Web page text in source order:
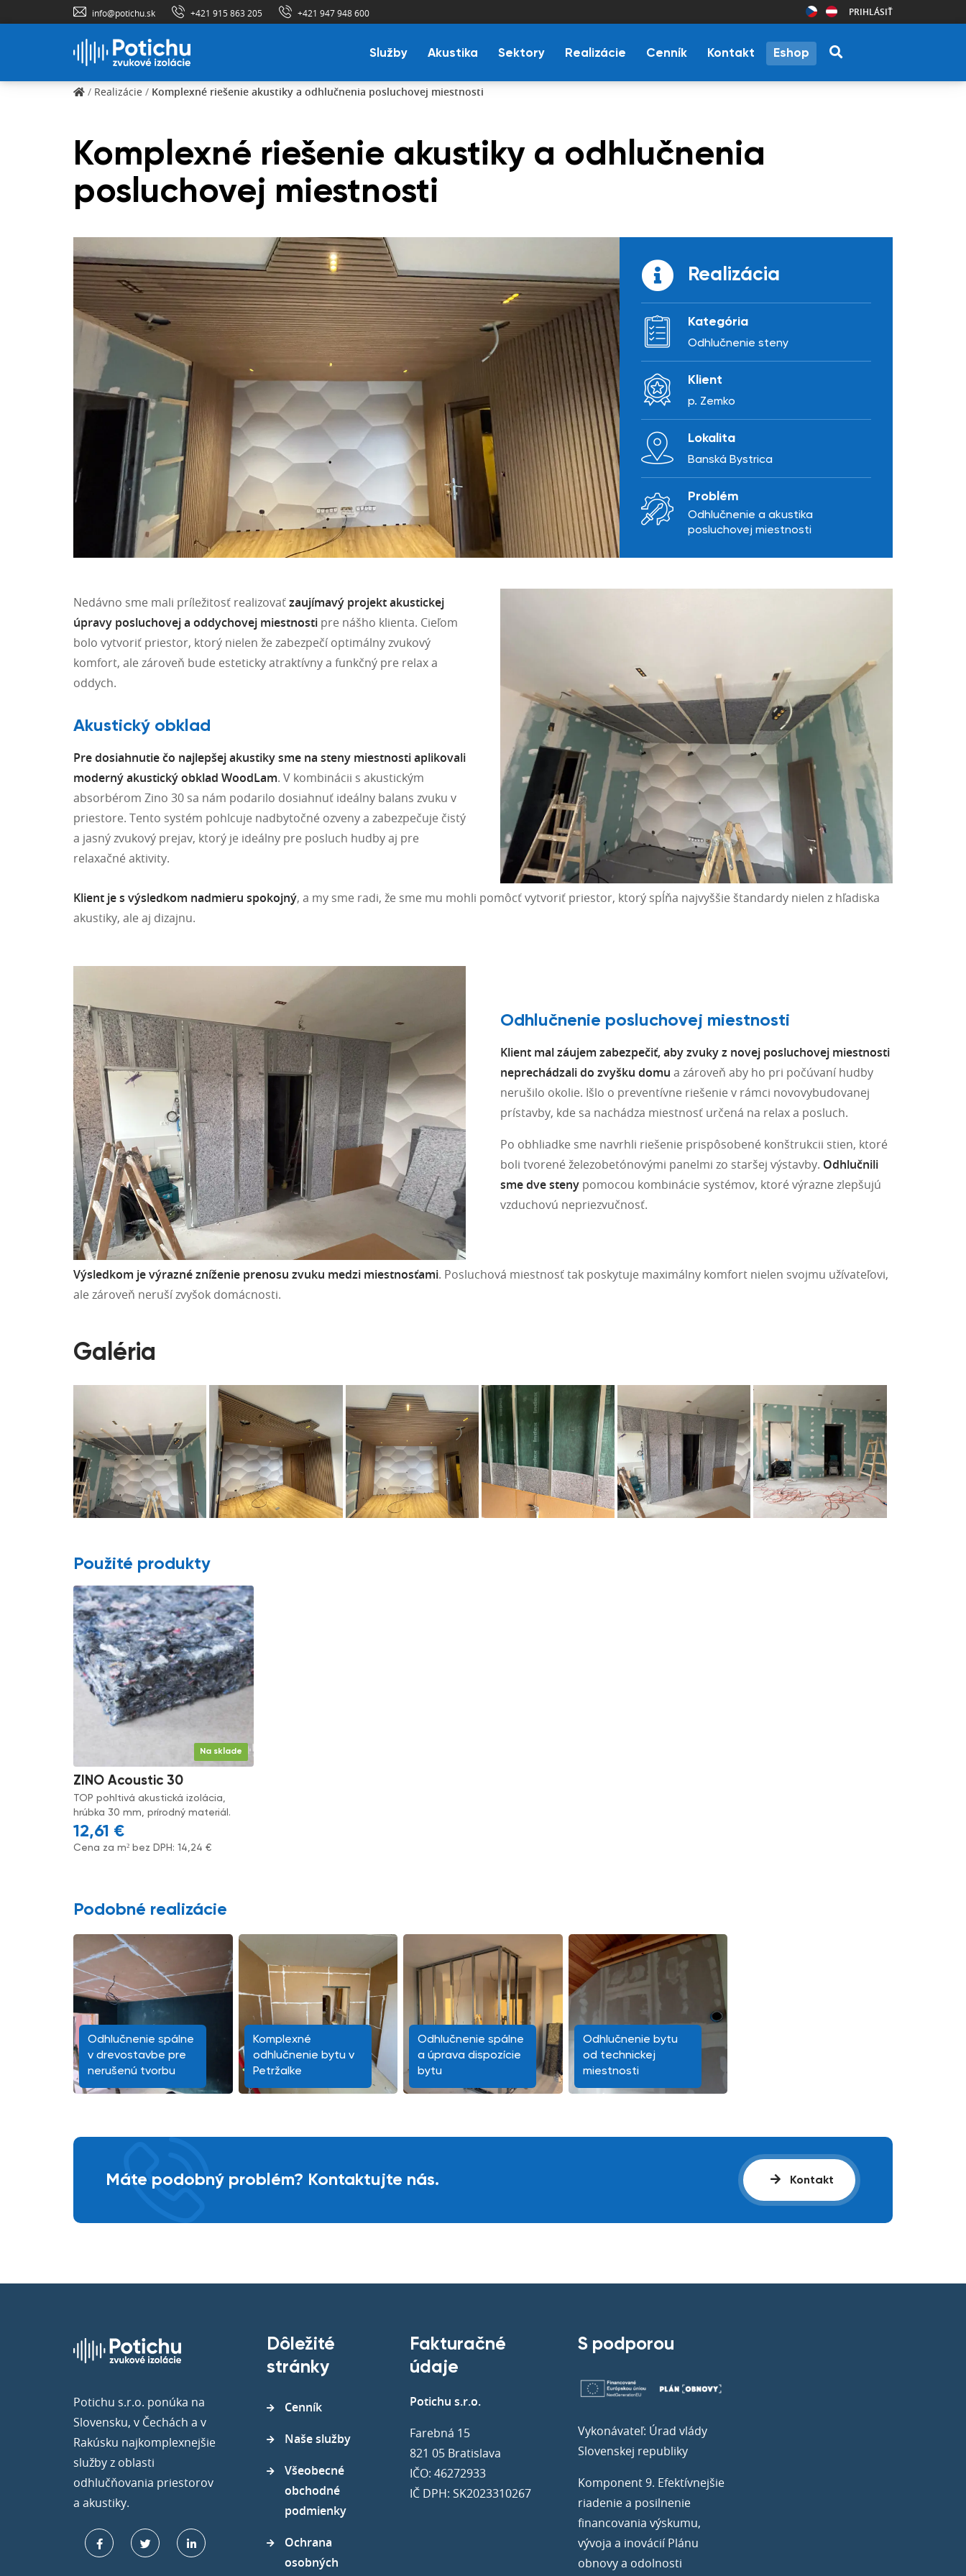
info@potichu.sk +421 915 863 205 +421 947 948 600 PRIHLÁSIŤ
Služby Akustika Sektory Realizácie Cenník Kontakt Eshop
/ Realizácie / Komplexné riešenie akustiky a odhlučnenia posluchovej miestnosti
Komplexné riešenie akustiky a odhlučnenia
posluchovej miestnosti
Realizácia
Kategória
Odhlučnenie steny
Klient
p. Zemko
Lokalita
Banská Bystrica
Problém
Odhlučnenie a akustika
posluchovej miestnosti
Nedávno sme mali príležitosť realizovaťzaujímavý projekt akustickej
úpravy posluchovej a oddychovej miestnosti pre nášho klienta. Cieľom
bolo vytvoriť priestor, ktorý nielen že zabezpečí optimálny zvukový
komfort, ale zároveň bude esteticky atraktívny a funkčný pre relax a
oddych.
Akustický obklad
Pre dosiahnutie čo najlepšej akustiky sme na steny miestnosti aplikovali
moderný akustický obklad WoodLam. V kombinácii s akustickým
absorbérom Zino 30 sa nám podarilo dosiahnuť ideálny balans zvuku v
priestore. Tento systém pohlcuje nadbytočné ozveny a zabezpečuje čistý
a jasný zvukový prejav, ktorý je ideálny pre posluch hudby aj pre
relaxačné aktivity.
Klient je s výsledkom nadmieru spokojný, a my sme radi, že sme mu mohli pomôcť vytvoriť priestor, ktorý spĺňa najvyššie štandardy nielen z hľadiska
akustiky, ale aj dizajnu.
Odhlučnenie posluchovej miestnosti
Klient mal záujem zabezpečiť, aby zvuky z novej posluchovej miestnosti
neprechádzali do zvyšku domu a zároveň aby ho pri počúvaní hudby
nerušilo okolie. Išlo o preventívne riešenie v rámci novovybudovanej
prístavby, kde sa nachádza miestnosť určená na relax a posluch.
Po obhliadke sme navrhli riešenie prispôsobené konštrukcii stien, ktoré
boli tvorené železobetónovými panelmi zo staršej výstavby. Odhlučnili
sme dve steny pomocou kombinácie systémov, ktoré výrazne zlepšujú
vzduchovú nepriezvučnosť.
Výsledkom je výrazné zníženie prenosu zvuku medzi miestnosťami. Posluchová miestnosť tak poskytuje maximálny komfort nielen svojmu užívateľovi,
ale zároveň neruší zvyšok domácnosti.
Galéria
Použité produkty
Na sklade
ZINO Acoustic 30
TOP pohltivá akustická izolácia,
hrúbka 30 mm, prírodný materiál.
12,61 €
Cena za m² bez DPH: 14,24 €
Podobné realizácie
Odhlučnenie spálne
v drevostavbe pre
nerušenú tvorbu
Komplexné
odhlučnenie bytu v
Petržalke
Odhlučnenie spálne
a úprava dispozície
bytu
Odhlučnenie bytu
od technickej
miestnosti
Máte podobný problém? Kontaktujte nás. Kontakt
Potichu s.r.o. ponúka na
Slovensku, v Čechách a v
Rakúsku najkomplexnejšie
služby z oblasti
odhlučňovania priestorov
a akustiky.
Dôležité
stránky
Cenník
Naše služby
Všeobecné
obchodné
podmienky
Ochrana
osobných
Fakturačné
údaje
Potichu s.r.o.
Farebná 15
821 05 Bratislava
IČO: 46272933
IČ DPH: SK2023310267
S podporou
Vykonávateľ: Úrad vlády
Slovenskej republiky
Komponent 9. Efektívnejšie
riadenie a posilnenie
financovania výskumu,
vývoja a inovácií Plánu
obnovy a odolnosti